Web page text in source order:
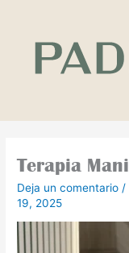
contenido
Terapia
Deja un comentario /
19, 2025